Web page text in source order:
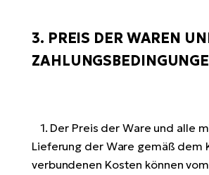
3. PREIS DER WAREN
1. Der Preis der Ware und alle
Lieferung der Ware gemäß dem
verbundenen Kosten können